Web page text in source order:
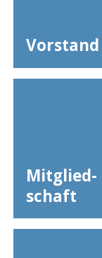
Vorstand
Mitglied­
schaft